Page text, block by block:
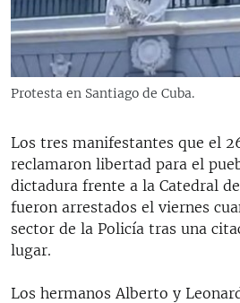
RADIO MARTÍ
ESPECIALES
ESPECIALES
SER VIEJO EN CUBA
KENTU-CUBANO
LOS SANTOS DE HIALEAH
DESINFORMACIÓN RUSA EN
MULTIMEDIA
SÍGUENOS
Protesta en Santiago de Cuba.
Los tres manifestantes que el
reclamaron libertad para el
dictadura frente a la Catedral
fueron arrestados el viernes
sector de la Policía tras una
lugar.
Los hermanos Alberto y